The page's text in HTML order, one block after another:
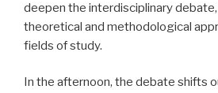
deepen the interdisciplinary
theoretical and methodological
fields of study.
In the afternoon, the debate shifts